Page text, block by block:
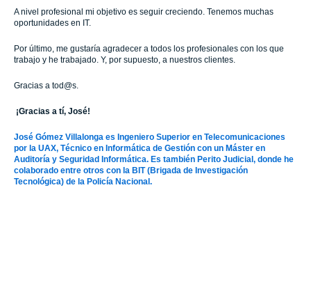
A nivel profesional mi objetivo es seguir creciendo. Tenemos muchas
oportunidades en IT.
Por último, me gustaría agradecer a todos los profesionales con los que
trabajo y he trabajado. Y, por supuesto, a nuestros clientes.
Gracias a tod@s.
¡Gracias a tí, José!
José Gómez Villalonga es Ingeniero Superior en Telecomunicaciones
por la UAX, Técnico en Informática de Gestión con un Máster en
Auditoría y Seguridad Informática. Es también Perito Judicial, donde he
colaborado entre otros con la BIT (Brigada de Investigación
Tecnológica) de la Policía Nacional.